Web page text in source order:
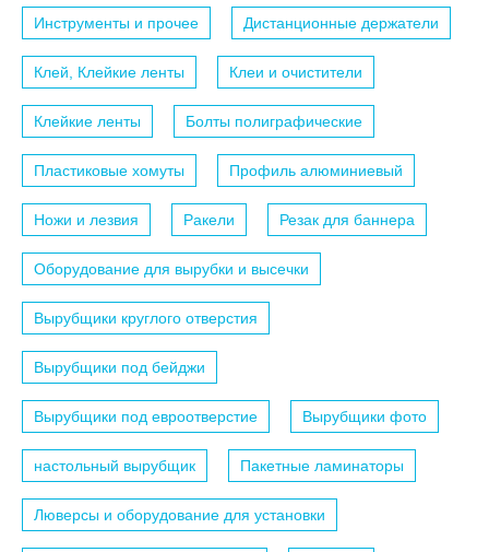
Инструменты и прочее Дистанционные держатели
Клей, Клейкие ленты Клеи и очистители
Клейкие ленты Болты полиграфические
Пластиковые хомуты Профиль алюминиевый
Ножи и лезвия Ракели Резак для баннера
Оборудование для вырубки и высечки
Вырубщики круглого отверстия
Вырубщики под бейджи
Вырубщики под евроотверстие Вырубщики фото
настольный вырубщик Пакетные ламинаторы
Люверсы и оборудование для установки